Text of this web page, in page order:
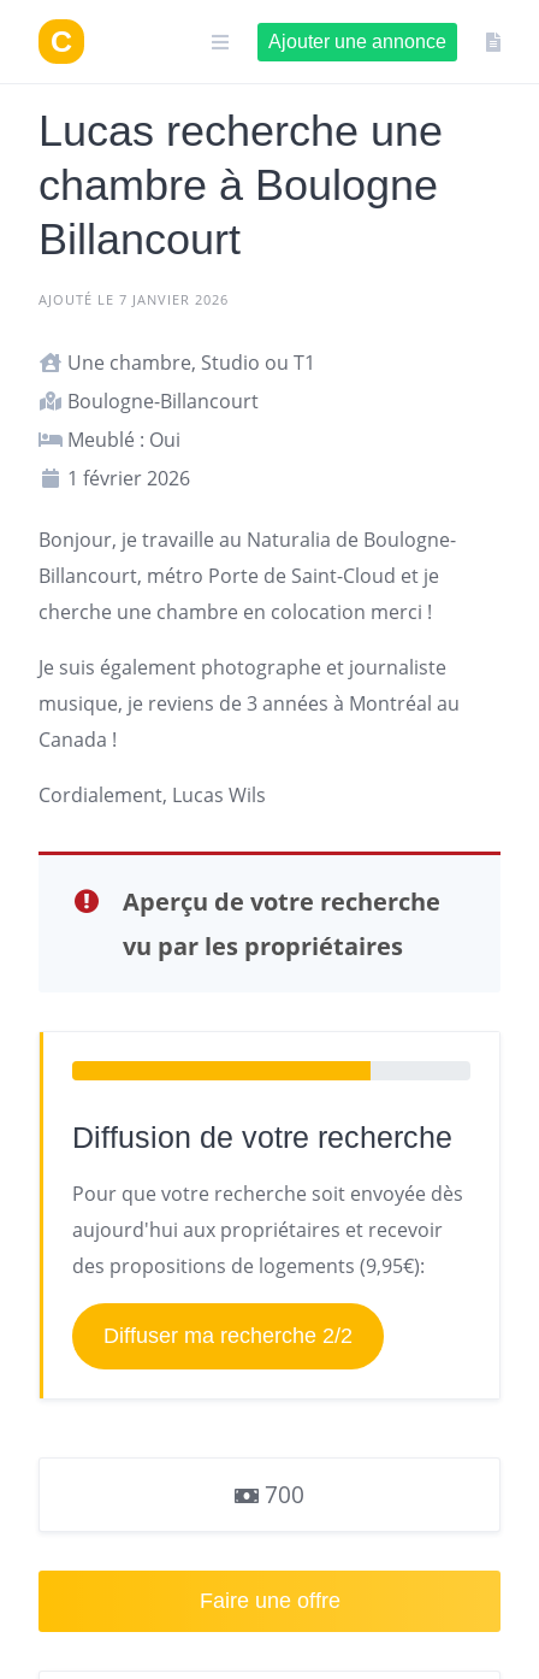
contenu
Ajouter une annonce
Lucas recherche une
chambre à Boulogne
Billancourt
AJOUTÉ LE 7 JANVIER 2026
Une chambre, Studio ou T1
Boulogne-Billancourt
Meublé : Oui
1 février 2026
Bonjour, je travaille au Naturalia de Boulogne-
Billancourt, métro Porte de Saint-Cloud et je
cherche une chambre en colocation merci !
Je suis également photographe et journaliste
musique, je reviens de 3 années à Montréal au
Canada !
Cordialement, Lucas Wils
Aperçu de votre recherche
vu par les propriétaires
Diffusion de votre recherche
Pour que votre recherche soit envoyée dès
aujourd'hui aux propriétaires et recevoir
des propositions de logements (9,95€):
Diffuser ma recherche 2/2
700
Faire une offre